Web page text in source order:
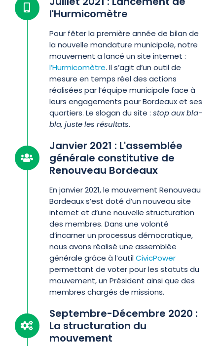
l'Hurmicomètre
Pour fêter la première année de bilan de
la nouvelle mandature municipale, notre
mouvement a lancé un site internet :
l’Hurmicomètre. Il s’agit d’un outil de
mesure en temps réel des actions
réalisées par l’équipe municipale face à
leurs engagements pour Bordeaux et ses
quartiers. Le slogan du site : stop aux bla-
bla, juste les résultats.
Janvier 2021 : L'assemblée
générale constitutive de
Renouveau Bordeaux
En janvier 2021, le mouvement Renouveau
Bordeaux s’est doté d’un nouveau site
internet et d’une nouvelle structuration
des membres. Dans une volonté
d’incarner un processus démocratique,
nous avons réalisé une assemblée
générale grâce à l’outilCivicPower
permettant de voter pour les statuts du
mouvement, un Président ainsi que des
membres chargés de missions.
Septembre-Décembre 2020 :
La structuration du
mouvement